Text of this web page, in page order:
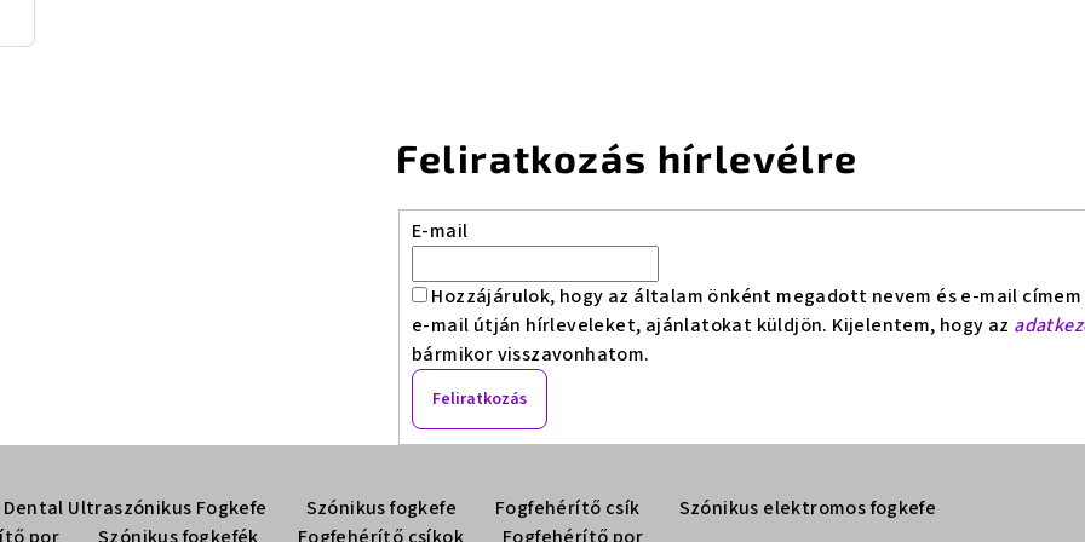
Feliratkozás hírlevélre
E-mail
Hozzájárulok, hogy az általam önként megadott nevem és e-mail
e-mail útján hírleveleket, ajánlatokat küldjön. Kijelentem, hogy az
bármikor visszavonhatom.
Feliratkozás
Dental Ultraszónikus Fogkefe Szónikus fogkefe Fogfehérítő csík
Szónikus elektromos fogkefe